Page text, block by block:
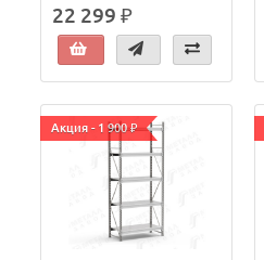
22 299 ₽
Акция - 1 900 ₽